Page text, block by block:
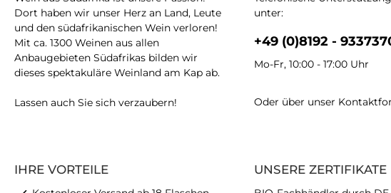
unter:
+49 (0)8192 -
Mo-Fr, 10:00 - 17:00 Uhr
Oder über unser
IHRE VORTEILE
Dort haben wir unser Herz an Land, Leute
und den südafrikanischen Wein verloren!
Mit ca. 1300 Weinen aus allen
Anbaugebieten Südafrikas bilden wir
dieses spektakuläre Weinland am Kap ab.
Lassen auch Sie sich verzaubern!
UNSERE ZERTIFIKATE